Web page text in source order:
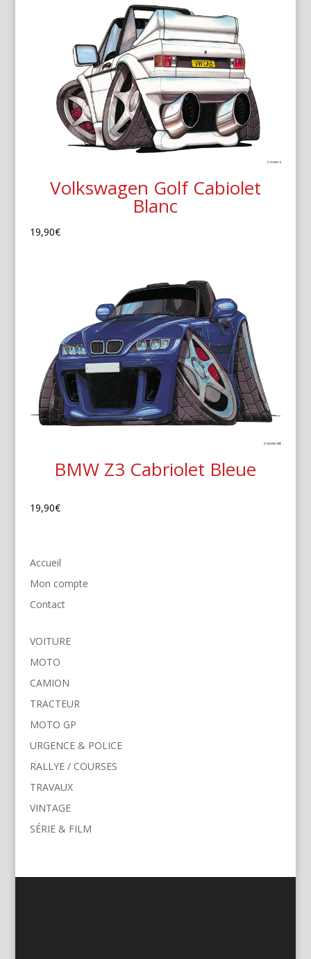
Volkswagen Golf Cabiolet
Blanc
19,90€
BMW Z3 Cabriolet Bleue
19,90€
Accueil
Mon compte
Contact
VOITURE
MOTO
CAMION
TRACTEUR
MOTO GP
URGENCE & POLICE
RALLYE / COURSES
TRAVAUX
VINTAGE
SÉRIE & FILM